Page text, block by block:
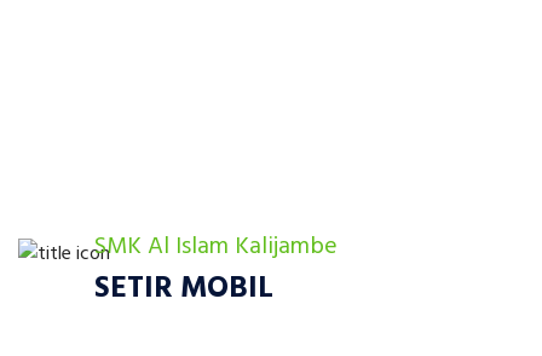
SMK Al Islam Kalijambe
SETIR MOBIL